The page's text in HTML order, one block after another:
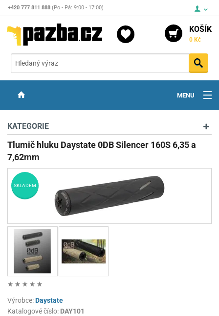
+420 777 811 888 (Po - Pá: 9:00 - 17:00)
KOŠÍK
0 Kč
MENU
OPTIKA
STŘELIVO
PŘÍSLUŠENSTVÍ
DETEKTORY KOVŮ
KATEGORIE
Tlumič hluku Daystate 0DB Silencer 160S 6,35 a
7,62mm
SKLADEM
Výrobce:Daystate
Katalogové číslo: DAY101